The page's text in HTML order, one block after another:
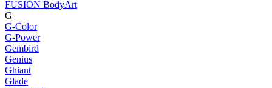
FUSION BodyArt
G
G-Color
G-Power
Gembird
Genius
Ghiant
Glade